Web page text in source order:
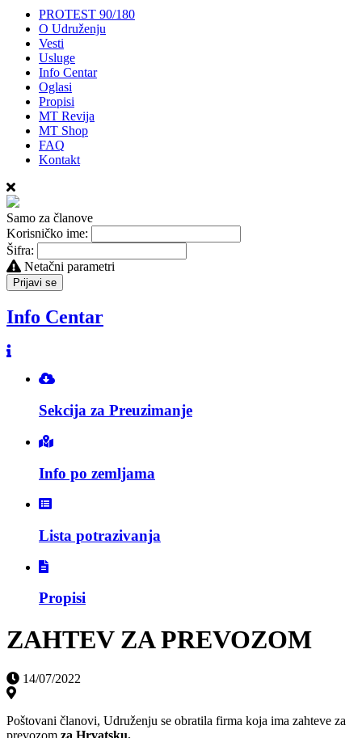
PROTEST 90/180
O Udruženju
Vesti
Usluge
Info Centar
Oglasi
Propisi
MT Revija
MT Shop
FAQ
Kontakt
Samo za članove
Korisničko ime:
Šifra:
Netačni parametri
Prijavi se
Info Centar
Sekcija za Preuzimanje
Info po zemljama
Lista potrazivanja
Propisi
ZAHTEV ZA PREVOZOM
14/07/2022
Poštovani članovi, Udruženju se obratila firma koja ima zahteve za